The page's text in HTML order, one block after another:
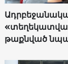
թաքնված